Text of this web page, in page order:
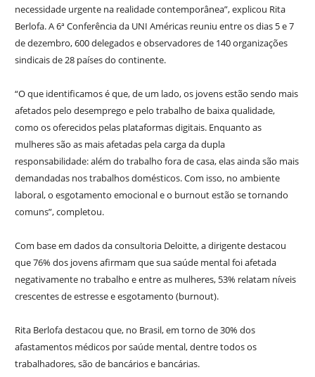
necessidade urgente na realidade contemporânea”, explicou Rita
Berlofa. A 6ª Conferência da UNI Américas reuniu entre os dias 5 e 7
de dezembro, 600 delegados e observadores de 140 organizações
sindicais de 28 países do continente.
“O que identificamos é que, de um lado, os jovens estão sendo mais
afetados pelo desemprego e pelo trabalho de baixa qualidade,
como os oferecidos pelas plataformas digitais. Enquanto as
mulheres são as mais afetadas pela carga da dupla
responsabilidade: além do trabalho fora de casa, elas ainda são mais
demandadas nos trabalhos domésticos. Com isso, no ambiente
laboral, o esgotamento emocional e o burnout estão se tornando
comuns”, completou.
Com base em dados da consultoria Deloitte, a dirigente destacou
que 76% dos jovens afirmam que sua saúde mental foi afetada
negativamente no trabalho e entre as mulheres, 53% relatam níveis
crescentes de estresse e esgotamento (burnout).
Rita Berlofa destacou que, no Brasil, em torno de 30% dos
afastamentos médicos por saúde mental, dentre todos os
trabalhadores, são de bancários e bancárias.